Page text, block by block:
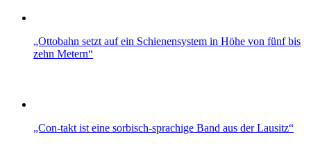
„Ottobahn setzt auf ein Schienensystem in Höhe von fünf bis
zehn Metern“
„Con-takt ist eine sorbisch-sprachige Band aus der Lausitz“